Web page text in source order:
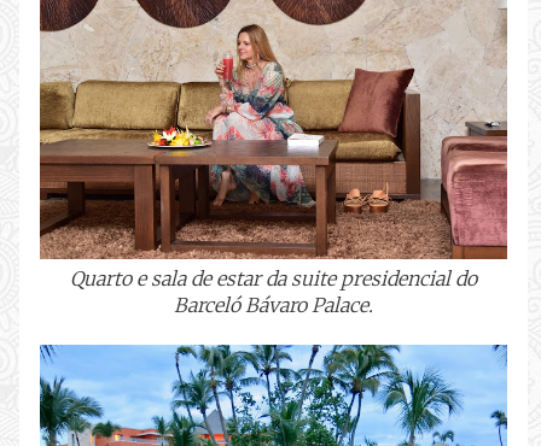
Quarto e sala de estar da suite presidencial do
Barceló Bávaro Palace.